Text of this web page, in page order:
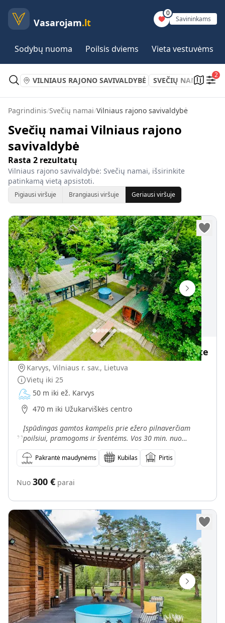
Vasarojam.lt
0
Savininkams
Sodybų nuoma Poilsis dviems Vieta vestuvėms
VILNIAUS RAJONO SAVIVALDYBĖ SVEČIŲ NAMAI
2
Pagrindinis/Svečių namai/Vilniaus rajono savivaldybė
Svečių namai Vilniaus rajono
savivaldybė
Rasta 2 rezultatų
Vilniaus rajono savivaldybė: Svečių namai, išsirinkite
patinkamą vietą apsistoti.
Pigiausi viršuje Brangiausi viršuje Geriausi viršuje
Sodyba su pirtimi, kubilu ir ežero pakrante
Karvys, Vilniaus r. sav., Lietuva
Vietų iki 25
50 m iki ež. Karvys
470 m iki Užukarviškės centro
„Įspūdingas gamtos kampelis prie ežero pilnaverčiam
poilsiui, pramogoms ir šventėms. Vos 30 min. nuo
Vilniaus – sodyba prie Karvio ežero.
Pakrantė maudynėms Kubilas Pirtis
Nuo 300 € parai